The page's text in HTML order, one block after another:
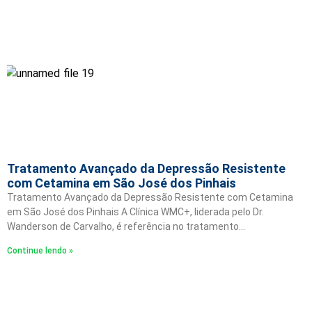
Tratamento Avançado da Depressão Resistente
com Cetamina em São José dos Pinhais
Tratamento Avançado da Depressão Resistente com Cetamina
em São José dos Pinhais A Clínica WMC+, liderada pelo Dr.
Wanderson de Carvalho, é referência no tratamento…
Continue lendo »